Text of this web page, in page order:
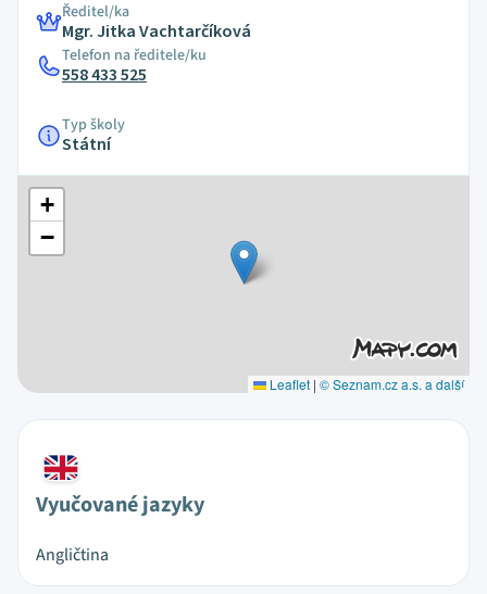
Ředitel/ka
Mgr. Jitka Vachtarčíková
Telefon na ředitele/ku
558 433 525
Typ školy
Státní
+
−
Leaflet | © Seznam.cz a.s. a další
Vyučované jazyky
Angličtina